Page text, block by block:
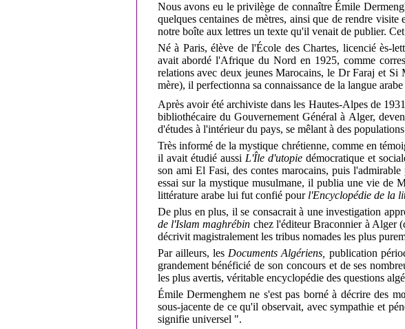
Nous avons eu le privilège de connaître Émile
quelques centaines de mètres, ainsi que de rendre
notre boîte aux lettres un texte qu'il venait de publier.
Né à Paris, élève de l'École des Chartes, licencié ès-
avait abordé l'Afrique du Nord en 1925, comme
relations avec deux jeunes Marocains, le Dr Faraj et Si
mère), il perfectionna sa connaissance de la langue
Après avoir été archiviste dans les Hautes-Alpes de
bibliothécaire du Gouvernement Général à Alger,
d'études à l'intérieur du pays, se mêlant à des
Très informé de la mystique chrétienne, comme en
il avait étudié aussi L'Île d'utopie démocratique et
son ami El Fasi, des contes marocains, puis
essai sur la mystique musulmane, il publia une vie de
littérature arabe lui fut confié pour l'Encyclopédie de la
De plus en plus, il se consacrait à une investigation
de l'Islam maghrébin chez l'éditeur Braconnier à Alger
décrivit magistralement les tribus nomades les plus
Par ailleurs, les Documents Algériens, publication
grandement bénéficié de son concours et de ses
les plus avertis, véritable encyclopédie des questions
Émile Dermenghem ne s'est pas borné à décrire des
sous-jacente de ce qu'il observait, avec sympathie et
signifie universel ".